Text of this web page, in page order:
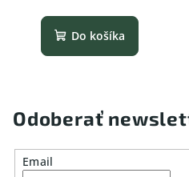
Do košíka
Odoberať
Email